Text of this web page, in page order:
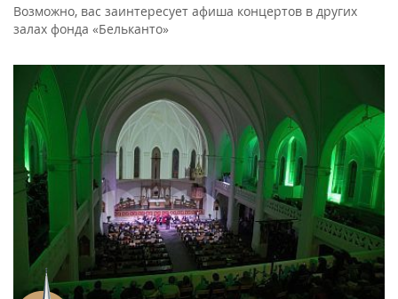
Возможно, вас заинтересует афиша концертов в других
залах фонда «Бельканто»